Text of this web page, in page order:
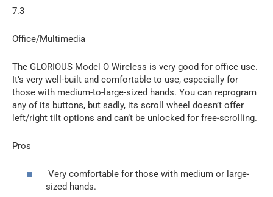
7.3
Office/Multimedia
The GLORIOUS Model O Wireless is very good for office use.
It’s very well-built and comfortable to use, especially for
those with medium-to-large-sized hands. You can reprogram
any of its buttons, but sadly, its scroll wheel doesn’t offer
left/right tilt options and can’t be unlocked for free-scrolling.
Pros
Very comfortable for those with medium or large-
sized hands.